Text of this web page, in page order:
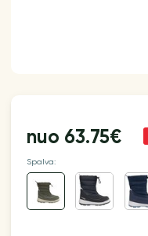
nuo 63.75€
Spalva: